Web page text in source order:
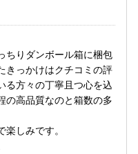
ちりダンボール箱に梱包
きっかけはクチコミの評
る方々の丁寧且つ心を込
の高品質なのと箱数の多
しみです。